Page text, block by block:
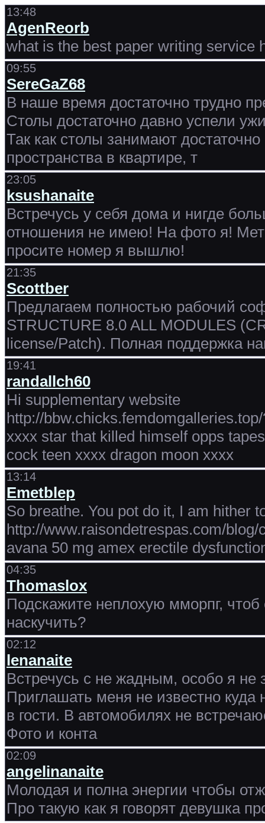
13:48
AgenReorb
what is the best paper writing service
09:55
SereGaZ68
В наше время достаточно трудно
Столы достаточно давно успели
Так как столы занимают
пространства в квартире, т
23:05
ksushanaite
Встречусь у себя дома и нигде
отношения не имею! На фото я!
просите номер я вышлю!
21:35
Scottber
Предлагаем полностью рабочий
STRUCTURE 8.0 ALL MODULES
license/Patch). Полная поддержка
19:41
randallch60
Hi supplementary website
http://
xxxx star that killed himself opps
cock teen xxxx dragon moon xxxx
13:14
Emetblep
So breathe. You pot do it, I am hither
http://www.raisondetrespas.com/
avana 50 mg amex erectile
04:35
Thomaslox
Подскажите неплохую мморпг,
наскучить?
02:12
lenanaite
Встречусь с не жадным, особо я не
Приглашать меня не известно куда
в гости. В автомобилях не
Фото и конта
02:09
angelinanaite
Молодая и полна энергии чтобы
Про такую как я говорят девушка